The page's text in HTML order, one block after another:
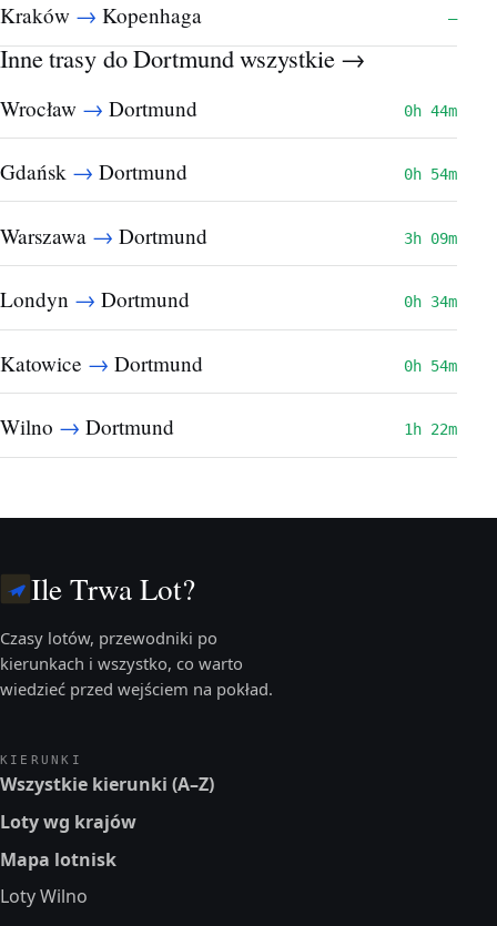
Kraków → Kopenhaga —
Inne trasy do Dortmundwszystkie →
Wrocław → Dortmund 0h 44m
Gdańsk → Dortmund 0h 54m
Warszawa → Dortmund 3h 09m
Londyn → Dortmund 0h 34m
Katowice → Dortmund 0h 54m
Wilno → Dortmund 1h 22m
Ile Trwa Lot?
Czasy lotów, przewodniki po
kierunkach i wszystko, co warto
wiedzieć przed wejściem na pokład.
KIERUNKI
Wszystkie kierunki (A–Z)
Loty wg krajów
Mapa lotnisk
Loty Wilno